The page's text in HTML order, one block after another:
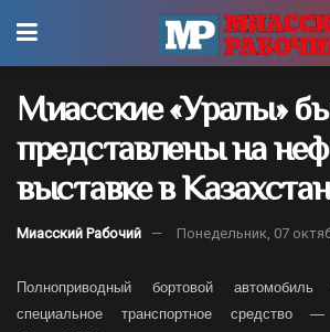
Миасские «Уралы»
представлены на
выставке в
Миасский Рабочий Понедельник, 07
Полноприводный бортовой автомобиль
специальное транспортное средство